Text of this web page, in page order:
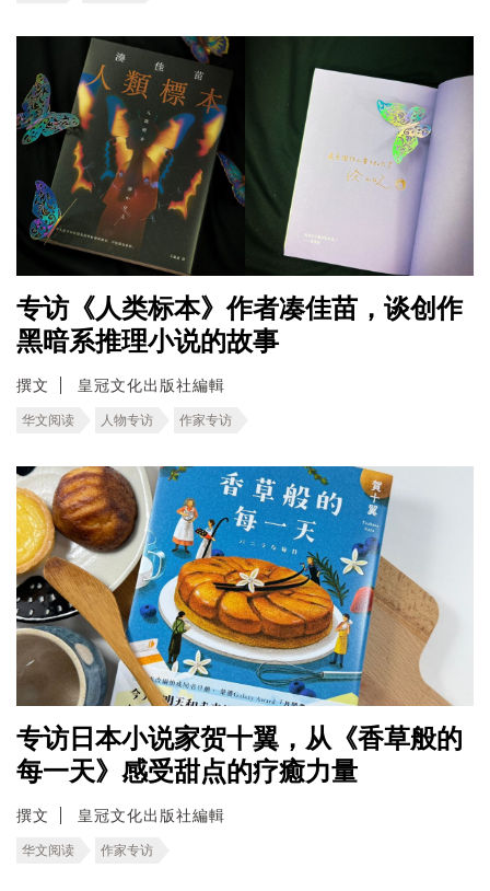
专访《人类标本》作者凑佳苗，谈创作
黑暗系推理小说的故事
撰文 皇冠文化出版社編輯
华文阅读 人物专访 作家专访
专访日本小说家贺十翼，从《香草般的
每一天》感受甜点的疗癒力量
撰文 皇冠文化出版社編輯
华文阅读 作家专访